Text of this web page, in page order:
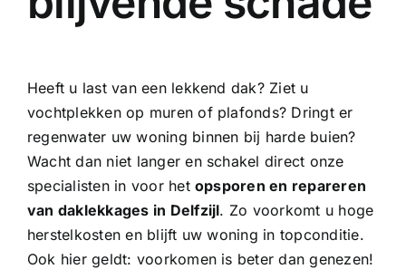
Heeft u last van een lekkend dak? Ziet u
vochtplekken op muren of plafonds? Dringt er
regenwater uw woning binnen bij harde buien?
Wacht dan niet langer en schakel direct onze
specialisten in voor het opsporen en repareren
van daklekkages in Delfzijl. Zo voorkomt u hoge
herstelkosten en blijft uw woning in topconditie.
Ook hier geldt: voorkomen is beter dan genezen!